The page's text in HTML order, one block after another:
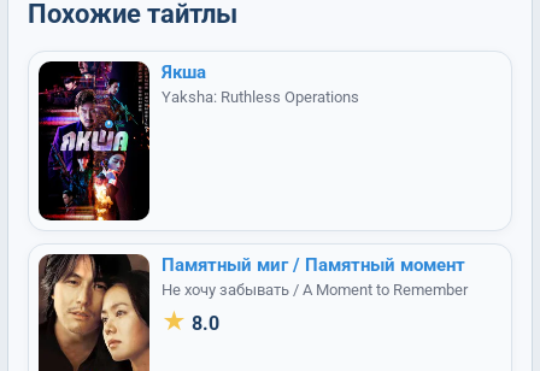
Похожие тайтлы
Якша
Yaksha: Ruthless Operations
Памятный миг / Памятный момент
Не хочу забывать / A Moment to Remember
★ 8.0